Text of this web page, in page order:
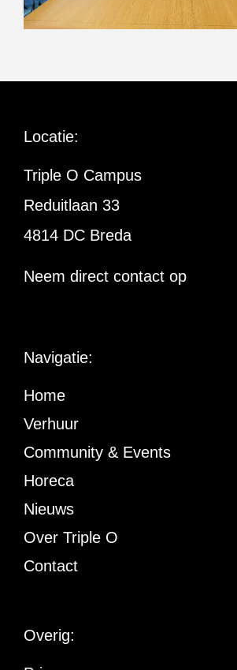
Locatie:
Triple O Campus
Reduitlaan 33
4814 DC Breda
Neem direct contact op
Navigatie:
Home
Verhuur
Community & Events
Horeca
Nieuws
Over Triple O
Contact
Overig: